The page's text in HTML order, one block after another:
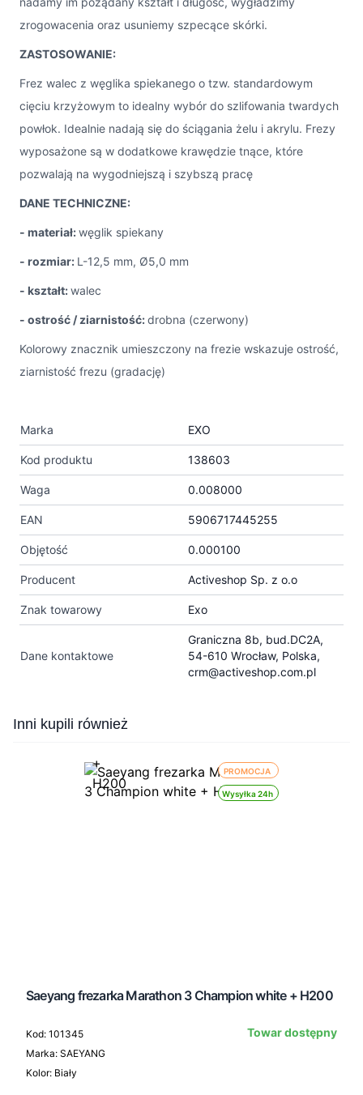
zrogowacenia oraz usuniemy szpecące skórki.
ZASTOSOWANIE:
Frez walec z węglika spiekanego o tzw. standardowym
cięciu krzyżowym to idealny wybór do szlifowania twardych
powłok. Idealnie nadają się do ściągania żelu i akrylu. Frezy
wyposażone są w dodatkowe krawędzie tnące, które
pozwalają na wygodniejszą i szybszą pracę
DANE TECHNICZNE:
- materiał:węglik spiekany
- rozmiar: L-12,5 mm, Ø5,0 mm
- kształt:walec
- ostrość / ziarnistość:drobna (czerwony)
Kolorowy znacznik umieszczony na frezie wskazuje ostrość,
ziarnistość frezu (gradację)
Marka EXO
Kod produktu 138603
Waga 0.008000
EAN 5906717445255
Objętość 0.000100
Producent Activeshop Sp. z o.o
Znak towarowy Exo
Dane kontaktowe
Graniczna 8b, bud.DC2A,
54-610 Wrocław, Polska,
crm@activeshop.com.pl
Press to skip carousel
Inni kupili również
PROMOCJA
Wysyłka 24h
Saeyang frezarka Marathon 3 Champion white + H200
Kod: 101345
Marka: SAEYANG
Kolor: Biały
Towar dostępny